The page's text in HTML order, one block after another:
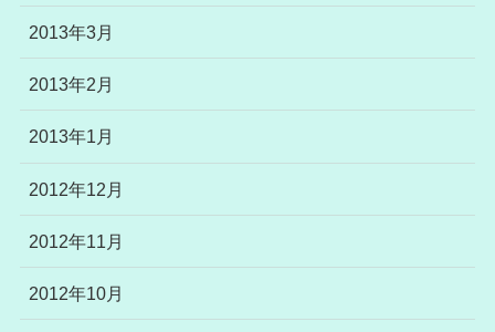
2013年3月
2013年2月
2013年1月
2012年12月
2012年11月
2012年10月